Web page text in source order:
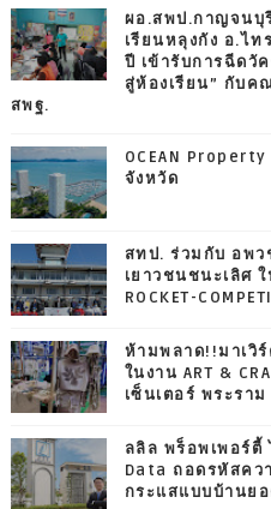
ผอ.สพป.กาญจนบุ
เรียนหลุงกัง อ.ไ
ปี เข้ารับการฉีดวั
สู่ห้องเรียน” กับค
สพฐ.
OCEAN
จังหวัด
สทป. ร่วมกับ อพว
เยาวชนชนะเลิศ ใ
ROCKET-
ห้ามพลาด!!มาเวิ
ในงาน ART &
เซ็นเตอร์ พระราม
ลลิล พร็อพเพอร์
Data ถอดรหัสคว
กระแสแบบบ้านย